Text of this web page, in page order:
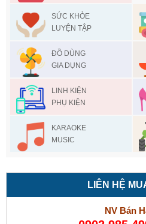
SỨC KHỎE
LUYỆN TẬP
ĐỒ DÙNG
GIA DỤNG
LINH KIỆN
PHỤ KIỆN
KARAOKE
MUSIC
LIÊN HỆ
NV Bán